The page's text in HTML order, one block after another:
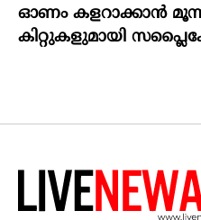
ഓണം കളറാക്കാന്‍
കിറ്റുകളുമായി